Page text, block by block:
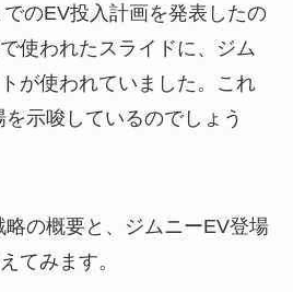
のEV投入計画を発表したの
使われたスライドに、ジム
が使われていました。これ
示唆しているのでしょう
の概要と、ジムニーEV登場
てみます。